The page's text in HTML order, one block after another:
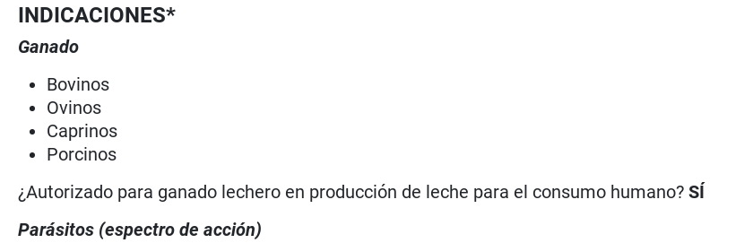
INDICACIONES*
Ganado
Bovinos
Ovinos
Caprinos
Porcinos
¿Autorizado para ganado lechero en producción de leche para el consumo humano?SÍ
Parásitos (espectro de acción)